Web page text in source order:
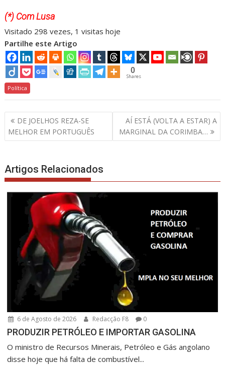
(*) Com Lusa
Visitado 298 vezes, 1 visitas hoje
Partilhe este Artigo
0
Shares
Política
Navegação
de
artigos
DE JOELHOS REZA-SE
MELHOR EM PORTUGUÊS
AÍ ESTÁ (VOLTA A ESTAR) A
MARGINAL DA CORIMBA…
Artigos Relacionados
6 de Agosto de 2026 Redacção F8 0
PRODUZIR PETRÓLEO E IMPORTAR GASOLINA
O ministro de Recursos Minerais, Petróleo e Gás angolano
disse hoje que há falta de combustível...